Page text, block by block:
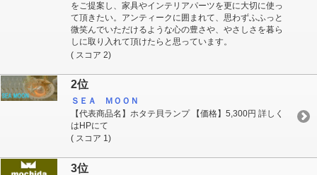
をご提案し、家具やインテリアパーツを更に大切に使っ
て頂きたい。アンティークに囲まれて、思わずふふっと
微笑んでいただけるような心の豊さや、やさしさを暮ら
しに取り入れて頂けたらと思っています。
( スコア 2)
2位
ＳＥＡ ＭＯＯＮ
【代表商品名】ホタテ貝ランプ 【価格】5,300円 詳しく
はHPにて
( スコア 1)
3位